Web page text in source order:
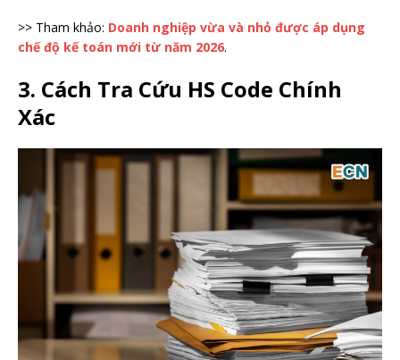
>> Tham khảo: Doanh nghiệp vừa và nhỏ được áp dụng
chế độ kế toán mới từ năm 2026.
3. Cách Tra Cứu HS Code Chính
Xác